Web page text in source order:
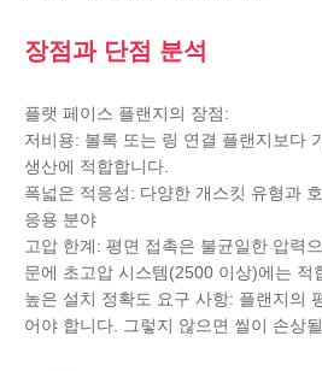
장점과 단점 분석
플랫 페이스 플랜지의 장점:
저비용: 볼록 또는 링 연결 플랜지보다
생산에 적합합니다.
폭넓은 적응성: 다양한 개스킷 유형과
응용 분야
고압 한계: 평면 접촉은 불균일한 압력
문에 초고압 시스템(2500 이상)에는 적
높은 설치 정확도 요구 사항: 플랜지의
어야 합니다. 그렇지 않으면 씰이 손상